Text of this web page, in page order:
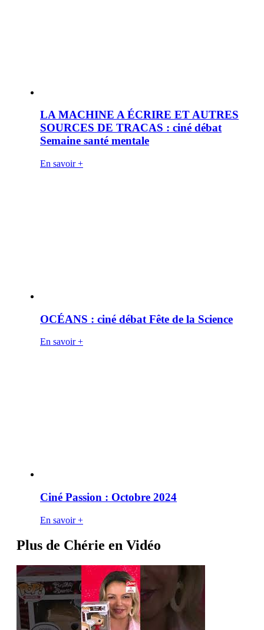
LA MACHINE A ÉCRIRE ET AUTRES
SOURCES DE TRACAS : ciné débat
Semaine santé mentale
En savoir +
OCÉANS : ciné débat Fête de la Science
En savoir +
Ciné Passion : Octobre 2024
En savoir +
Plus de Chérie en Vidéo